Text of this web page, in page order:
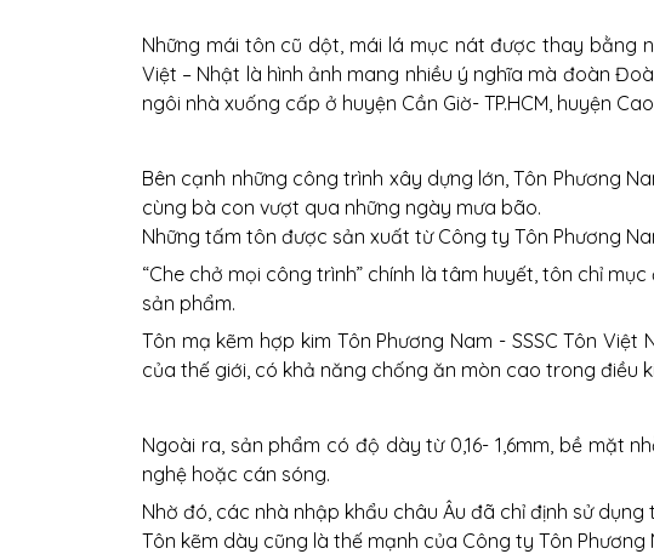
Những mái tôn cũ dột, mái lá mục nát được thay bằng
Việt – Nhật là hình ảnh mang nhiều ý nghĩa mà đoàn
ngôi nhà xuống cấp ở huyện Cần Giờ- TP.HCM, huyện
Bên cạnh những công trình xây dựng lớn, Tôn Phương
cùng bà con vượt qua những ngày mưa bão.
Những tấm tôn được sản xuất từ Công ty Tôn Phương
“Che chở mọi công trình” chính là tâm huyết, tôn chỉ
sản phẩm.
Tôn mạ kẽm hợp kim Tôn Phương Nam - SSSC Tôn
của thế giới, có khả năng chống ăn mòn cao trong điều
Ngoài ra, sản phẩm có độ dày từ 0,16- 1,6mm, bề mặt
nghệ hoặc cán sóng.
Nhờ đó, các nhà nhập khẩu châu Âu đã chỉ định sử
Tôn kẽm dày cũng là thế mạnh của Công ty Tôn